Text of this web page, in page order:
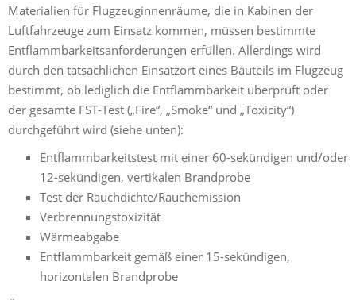
Materialien für Flugzeuginnenräume, die in Kabinen der
Luftfahrzeuge zum Einsatz kommen, müssen bestimmte
Entflammbarkeitsanforderungen erfüllen. Allerdings wird
durch den tatsächlichen Einsatzort eines Bauteils im Flugzeug
bestimmt, ob lediglich die Entflammbarkeit überprüft oder
der gesamte FST-Test („Fire“, „Smoke“ und „Toxicity“)
durchgeführt wird (siehe unten):
Entflammbarkeitstest mit einer 60-sekündigen und/oder
12-sekündigen, vertikalen Brandprobe
Test der Rauchdichte/Rauchemission
Verbrennungstoxizität
Wärmeabgabe
Entflammbarkeit gemäß einer 15-sekündigen,
horizontalen Brandprobe